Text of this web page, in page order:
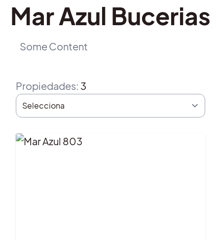
Mar Azul Bucerias
Some Content
Propiedades: 3